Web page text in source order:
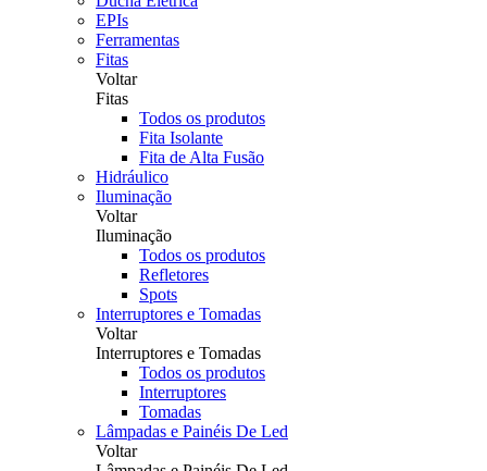
EPIs
Ferramentas
Fitas
Voltar
Fitas
Todos os produtos
Fita Isolante
Fita de Alta Fusão
Hidráulico
Iluminação
Voltar
Iluminação
Todos os produtos
Refletores
Spots
Interruptores e Tomadas
Voltar
Interruptores e Tomadas
Todos os produtos
Interruptores
Tomadas
Lâmpadas e Painéis De Led
Voltar